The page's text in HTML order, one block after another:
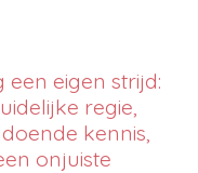
een eigen strijd:
regie,
kennis,
onjuiste